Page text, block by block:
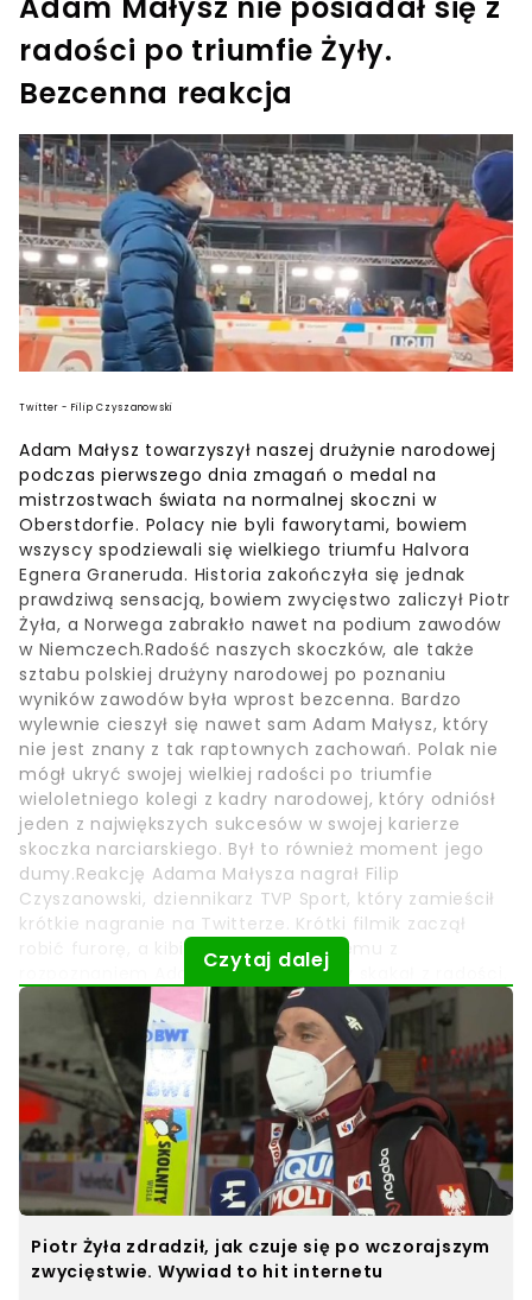
Adam Małysz nie posiadał się z
radości po triumfie Żyły.
Bezcenna reakcja
Twitter - Filip Czyszanowski
Adam Małysz towarzyszył naszej drużynie narodowej
podczas pierwszego dnia zmagań o medal na
mistrzostwach świata na normalnej skoczni w
Oberstdorfie. Polacy nie byli faworytami, bowiem
wszyscy spodziewali się wielkiego triumfu Halvora
Egnera Graneruda. Historia zakończyła się jednak
prawdziwą sensacją, bowiem zwycięstwo zaliczył Piotr
Żyła, a Norwega zabrakło nawet na podium zawodów
w Niemczech.Radość naszych skoczków, ale także
sztabu polskiej drużyny narodowej po poznaniu
wyników zawodów była wprost bezcenna. Bardzo
wylewnie cieszył się nawet sam Adam Małysz, który
nie jest znany z tak raptownych zachowań. Polak nie
mógł ukryć swojej wielkiej radości po triumfie
wieloletniego kolegi z kadry narodowej, który odniósł
jeden z największych sukcesów w swojej karierze
skoczka narciarskiego. Był to również moment jego
dumy.Reakcję Adama Małysza nagrał Filip
Czyszanowski, dziennikarz TVP Sport, który zamieścił
krótkie nagranie na Twitterze. Krótki filmik zaczął
robić furorę, a kibice nie mieli problemu z
rozpoznaniem Adama Małysza, który skakał z radości.
Czytaj dalej
Piotr Żyła zdradził, jak czuje się po wczorajszym
zwycięstwie. Wywiad to hit internetu